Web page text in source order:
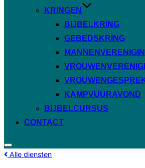
KRINGEN
BIJBELKRING
GEBEDSKRING
KAMPVUURAVOND
BIJBELCURSUS
CONTACT
Toggle
zijbalk
Alle diensten